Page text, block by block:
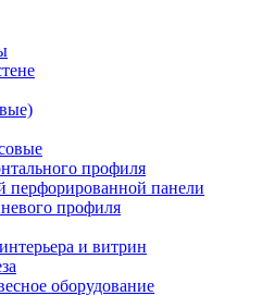
профиля
перфорированной панели
профиля
и витрин
оборудование